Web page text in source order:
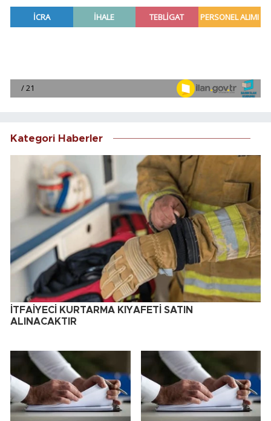
Kategori Haberler
İTFAİYECİ KURTARMA KIYAFETİ SATIN
ALINACAKTIR